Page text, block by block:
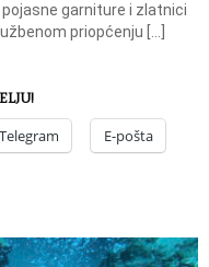
garniture i zlatnici
priopćenju […]
Telegram E-pošta